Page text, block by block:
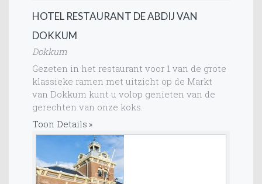
HOTEL RESTAURANT DE ABDIJ VAN
DOKKUM
Dokkum
Gezeten in het restaurant voor 1 van de grote
klassieke ramen met uitzicht op de Markt
van Dokkum kunt u volop genieten van de
gerechten van onze koks.
Toon Details